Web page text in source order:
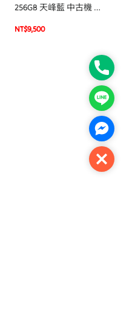
256GB 天峰藍 中古機 二
手機 福利機 #18757
NT$9,500
Phone
Line
Close